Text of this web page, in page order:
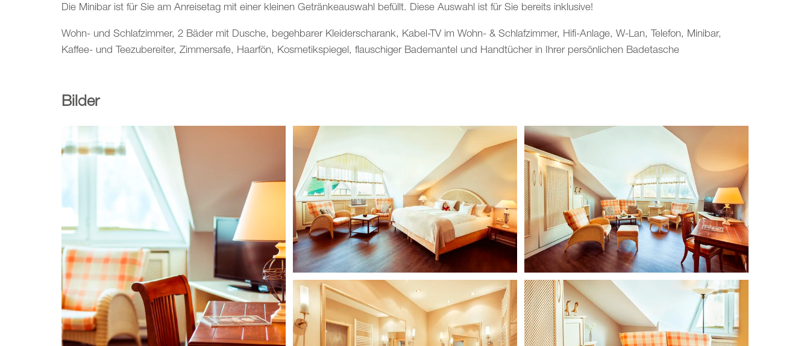
Die Minibar ist für Sie am Anreisetag mit einer kleinen Getränkeauswahl befüllt. Diese Auswahl ist für Sie bereits inklusive!
Wohn- und Schlafzimmer, 2 Bäder mit Dusche, begehbarer Kleiderscharank, Kabel-TV im Wohn- & Schlafzimmer, Hifi-Anlage, W-Lan, Telefon, Minibar,
Kaffee- und Teezubereiter, Zimmersafe, Haarfön, Kosmetikspiegel, flauschiger Bademantel und Handtücher in Ihrer persönlichen Badetasche
Bilder